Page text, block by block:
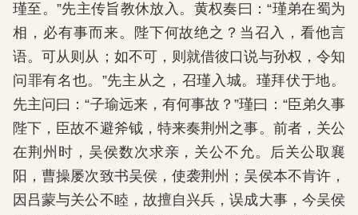
瑾至。”先主传旨教休放入。黄权奏曰：“瑾弟在蜀为
相，必有事而来。陛下何故绝之？当召入，看他言
语。可从则从；如不可，则就借彼口说与孙权，令知
问罪有名也。”先主从之，召瑾入城。瑾拜伏于地。
先主问曰：“子瑜远来，有何事故？”瑾曰：“臣弟久事
陛下，臣故不避斧钺，特来奏荆州之事。前者，关公
在荆州时，吴侯数次求亲，关公不允。后关公取襄
阳，曹操屡次致书吴侯，使袭荆州；吴侯本不肯许，
因吕蒙与关公不睦，故擅自兴兵，误成大事，今吴侯